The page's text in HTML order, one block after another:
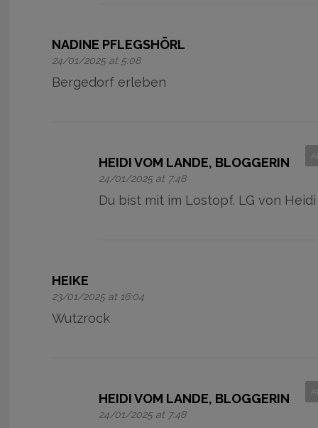
NADINE PFLEGSHÖRL
24/01/2025 at 5:08
Bergedorf erleben
HEIDI VOM LANDE, BLOGGERIN
24/01/2025 at 7:48
Du bist mit im Lostopf. LG von Heidi
HEIKE
23/01/2025 at 16:04
Wutzrock
HEIDI VOM LANDE, BLOGGERIN
24/01/2025 at 7:48